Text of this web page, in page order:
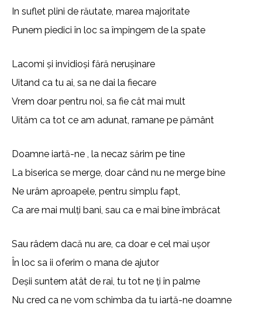
In suflet plini de răutate, marea majoritate
Punem piedici în loc sa împingem de la spate
Lacomi și invidioși fără nerușinare
Uitand ca tu ai, sa ne dai la fiecare
Vrem doar pentru noi, sa fie cât mai mult
Uităm ca tot ce am adunat, ramane pe pământ
Doamne iartă-ne , la necaz sărim pe tine
La biserica se merge, doar când nu ne merge bine
Ne urâm aproapele, pentru simplu fapt,
Ca are mai mulți bani, sau ca e mai bine îmbrăcat
Sau râdem dacă nu are, ca doar e cel mai ușor
În loc sa ii oferim o mana de ajutor
Deșii suntem atât de rai, tu tot ne ți în palme
Nu cred ca ne vom schimba da tu iartă-ne doamne